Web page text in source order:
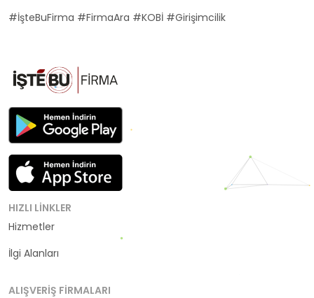
#İşteBuFirma #FirmaAra #KOBİ #Girişimcilik
HIZLI LINKLER
Hizmetler
İlgi Alanları
ALIŞVERIŞ FIRMALARI